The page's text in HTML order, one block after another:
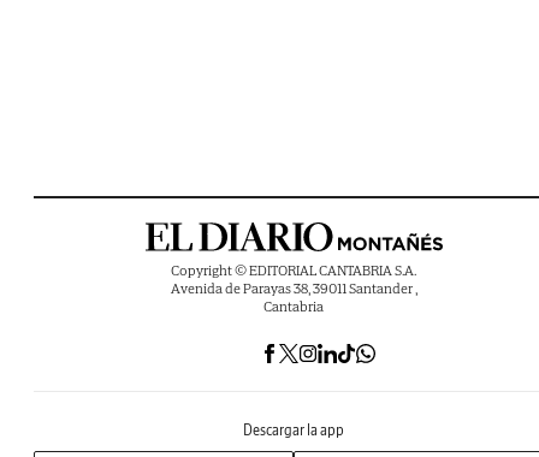
Copyright © EDITORIAL CANTABRIA S.A.
Avenida de Parayas 38, 39011 Santander ,
Cantabria
Descargar la app